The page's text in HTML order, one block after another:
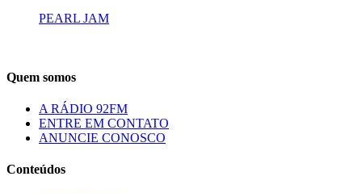
PEARL JAM
Quem somos
A RÁDIO 92FM
ENTRE EM CONTATO
ANUNCIE CONOSCO
Conteúdos